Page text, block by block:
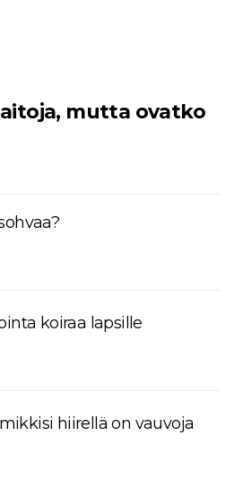
mutta ovatko
koiraa lapsille
hiirellä on vauvoja